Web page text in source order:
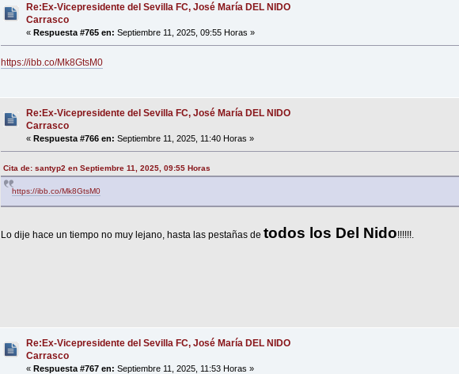
Re:Ex-Vicepresidente del Sevilla FC, José María DEL NIDO
Carrasco
«Respuesta #765 en: Septiembre 11, 2025, 09:55 Horas »
https://ibb.co/Mk8GtsM0
Re:Ex-Vicepresidente del Sevilla FC, José María DEL NIDO
Carrasco
«Respuesta #766 en: Septiembre 11, 2025, 11:40 Horas »
Cita de: santyp2 en Septiembre 11, 2025, 09:55 Horas
https://ibb.co/Mk8GtsM0
Lo dije hace un tiempo no muy lejano, hasta las pestañas de todos los Del Nido!!!!!!.
Re:Ex-Vicepresidente del Sevilla FC, José María DEL NIDO
Carrasco
«Respuesta #767 en: Septiembre 11, 2025, 11:53 Horas »